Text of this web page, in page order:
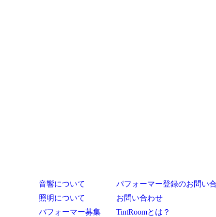
音響について
照明について
パフォーマー募集
パフォーマー登録のお問い
お問い合わせ
TintRoomとは？